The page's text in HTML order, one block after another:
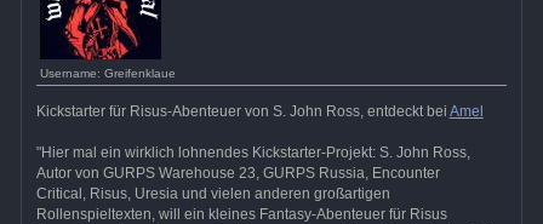
Username: Greifenklaue
Kickstarter für Risus-Abenteuer von S. John Ross, entdeckt bei Amel
"Hier mal ein wirklich lohnendes Kickstarter-Projekt: S. John Ross,
Autor von GURPS Warehouse 23, GURPS Russia, Encounter
Critical, Risus, Uresia und vielen anderen großartigen
Rollenspieltexten, will ein kleines Fantasy-Abenteuer für Risus